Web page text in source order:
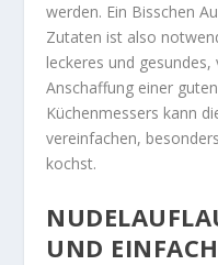
werden. Ein Bisschen
Zutaten ist also
leckeres und
Anschaffung einer
Küchenmessers kann
vereinfachen,
kochst.
UND